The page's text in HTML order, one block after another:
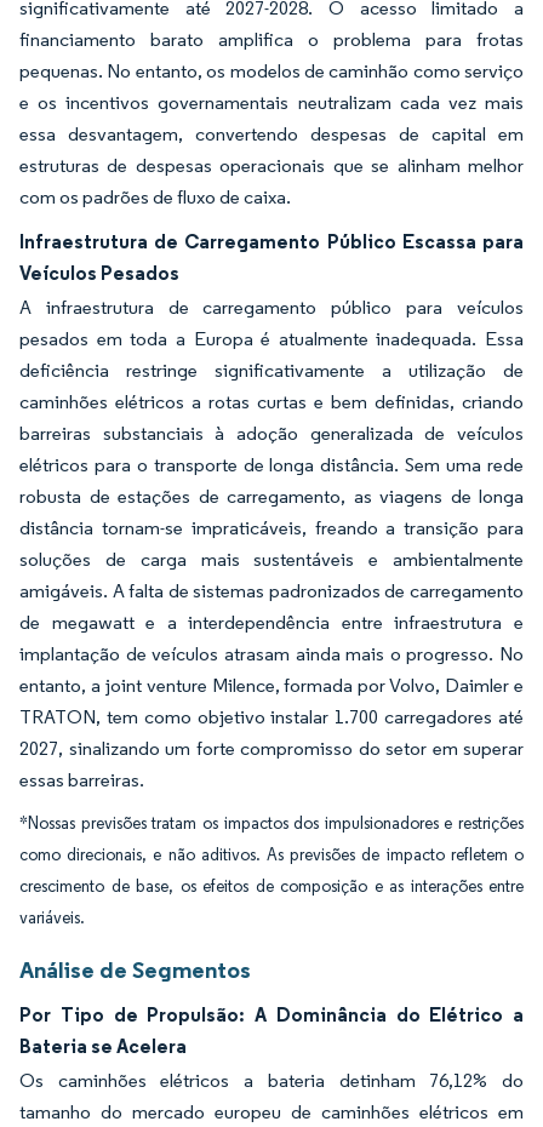
significativamente até 2027-2028. O acesso limitado a
financiamento barato amplifica o problema para frotas
pequenas. No entanto, os modelos de caminhão como serviço
e os incentivos governamentais neutralizam cada vez mais
essa desvantagem, convertendo despesas de capital em
estruturas de despesas operacionais que se alinham melhor
com os padrões de fluxo de caixa.
Infraestrutura de Carregamento Público Escassa para
Veículos Pesados
A infraestrutura de carregamento público para veículos
pesados em toda a Europa é atualmente inadequada. Essa
deficiência restringe significativamente a utilização de
caminhões elétricos a rotas curtas e bem definidas, criando
barreiras substanciais à adoção generalizada de veículos
elétricos para o transporte de longa distância. Sem uma rede
robusta de estações de carregamento, as viagens de longa
distância tornam-se impraticáveis, freando a transição para
soluções de carga mais sustentáveis e ambientalmente
amigáveis. A falta de sistemas padronizados de carregamento
de megawatt e a interdependência entre infraestrutura e
implantação de veículos atrasam ainda mais o progresso. No
entanto, a joint venture Milence, formada por Volvo, Daimler e
TRATON, tem como objetivo instalar 1.700 carregadores até
2027, sinalizando um forte compromisso do setor em superar
essas barreiras.
*Nossas previsões tratam os impactos dos impulsionadores e restrições
como direcionais, e não aditivos. As previsões de impacto refletem o
crescimento de base, os efeitos de composição e as interações entre
variáveis.
Análise de Segmentos
Por Tipo de Propulsão: A Dominância do Elétrico a
Bateria se Acelera
Os caminhões elétricos a bateria detinham 76,12% do
tamanho do mercado europeu de caminhões elétricos em